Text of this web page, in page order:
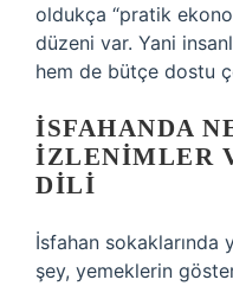
oldukça “pratik
düzeni var. Yani
hem de bütçe dostu
İSFAHANDA
IZLENIMLER
DILI
İsfahan
şey, yemeklerin